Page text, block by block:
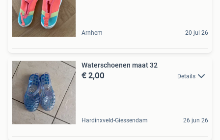
Arnhem 20 jul 26
Waterschoenen maat 32
€ 2,00 Details
Hardinxveld-Giessendam 26 jun 26